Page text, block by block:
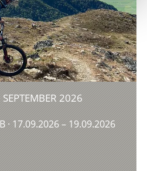
2026
17.09.2026 – 19.09.2026